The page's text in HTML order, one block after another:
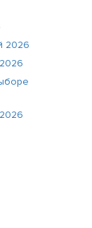
2026